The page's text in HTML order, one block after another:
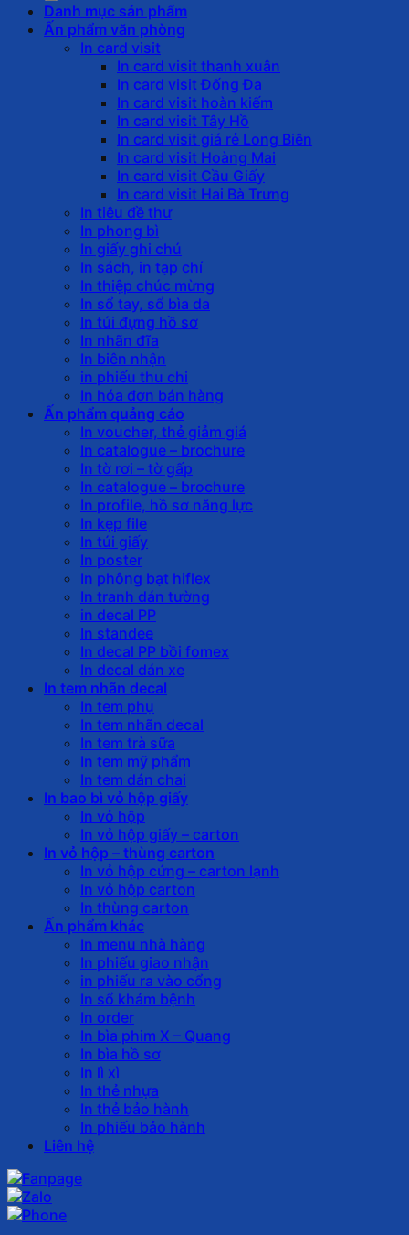
Danh mục sản phẩm
Ấn phẩm văn phòng
In card visit
In card visit thanh xuân
In card visit Đống Đa
In card visit hoàn kiếm
In card visit Tây Hồ
In card visit giá rẻ Long Biên
In card visit Hoàng Mai
In card visit Cầu Giấy
In card visit Hai Bà Trưng
In tiêu đề thư
In phong bì
In giấy ghi chú
In sách, in tạp chí
In thiệp chúc mừng
In sổ tay, sổ bìa da
In túi đựng hồ sơ
In nhãn đĩa
In biên nhận
in phiếu thu chi
In hóa đơn bán hàng
Ấn phẩm quảng cáo
In voucher, thẻ giảm giá
In catalogue – brochure
In tờ rơi – tờ gấp
In catalogue – brochure
In profile, hồ sơ năng lực
In kẹp file
In túi giấy
In poster
In phông bạt hiflex
In tranh dán tường
in decal PP
In standee
In decal PP bồi fomex
In decal dán xe
In tem nhãn decal
In tem phụ
In tem nhãn decal
In tem trà sữa
In tem mỹ phẩm
In tem dán chai
In bao bì vỏ hộp giấy
In vỏ hộp
In vỏ hộp giấy – carton
In vỏ hộp – thùng carton
In vỏ hộp cứng – carton lạnh
In vỏ hộp carton
In thùng carton
Ấn phẩm khác
In menu nhà hàng
In phiếu giao nhận
in phiếu ra vào cổng
In sổ khám bệnh
In order
In bìa phim X – Quang
In bìa hồ sơ
In lì xì
In thẻ nhựa
In thẻ bảo hành
In phiếu bảo hành
Liên hệ